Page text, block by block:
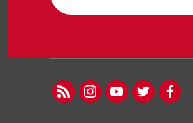
facebook
twitter
youtube
instagram
rss feed